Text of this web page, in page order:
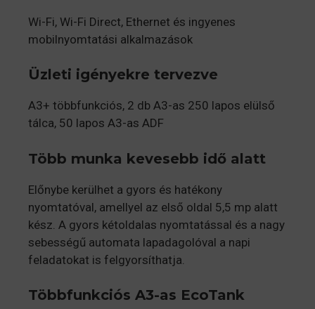
Wi-Fi, Wi-Fi Direct, Ethernet és ingyenes
mobilnyomtatási alkalmazások
Üzleti igényekre tervezve
A3+ többfunkciós, 2 db A3-as 250 lapos elülső
tálca, 50 lapos A3-as ADF
Több munka kevesebb idő alatt
Előnybe kerülhet a gyors és hatékony
nyomtatóval, amellyel az első oldal 5,5 mp alatt
kész. A gyors kétoldalas nyomtatással és a nagy
sebességű automata lapadagolóval a napi
feladatokat is felgyorsíthatja.
Többfunkciós A3-as EcoTank